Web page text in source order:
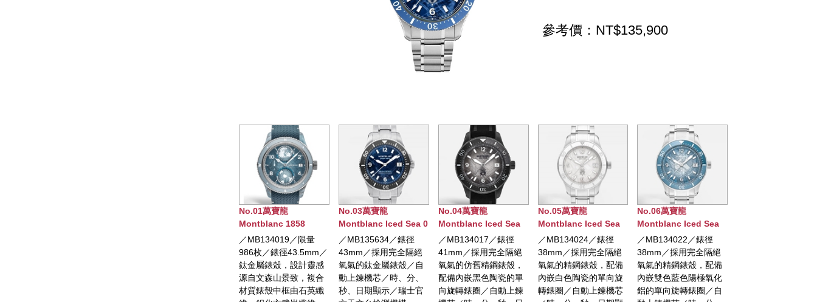
參考價：NT$135,900
Geosphere世界時區腕
錶 0 OXYGEN限量版
986枚／錶徑43.5mm／
鈦金屬錶殼，設計靈感
源自文森山景致，複合
材質錶殼中框由石英纖
No.03萬寶龍
Montblanc Iced Sea 0
OXYGEN DEEP 4810
腕錶
／MB135634／錶徑
43mm／採用完全隔絕
氧氣的鈦金屬錶殼／自
動上鍊機芯／時、分、
秒、日期顯示／瑞士官
No.04萬寶龍
Montblanc Iced Sea
日期顯示自動腕錶0
OXYGEN 特別版
／MB134017／錶徑
41mm／採用完全隔絕
氧氣的仿舊精鋼錶殼，
配備內嵌黑色陶瓷的單
向旋轉錶圈／自動上鍊
No.05萬寶龍
Montblanc Iced Sea
日期顯示自動腕錶0
OXYGEN 特別版
／MB134024／錶徑
38mm／採用完全隔絕
氧氣的精鋼錶殼，配備
內嵌白色陶瓷的單向旋
轉錶圈／自動上鍊機芯
No.06萬寶龍
Montblanc Iced Sea
日期顯示自動腕錶0
OXYGEN 特別版
／MB134022／錶徑
38mm／採用完全隔絕
氧氣的精鋼錶殼，配備
內嵌雙色藍色陽極氧化
鋁的單向旋轉錶圈／自
No.07萬寶龍
Montblanc明星傳承系
列43毫米限量版
／限量800枚／直徑
43mm／精鋼材質錶殼
／自動上鏈機芯／時、
鐘、秒、日期顯示／透
明錶底蓋／防水50米／